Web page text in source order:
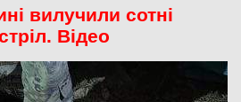
вилучили сотні
Відео